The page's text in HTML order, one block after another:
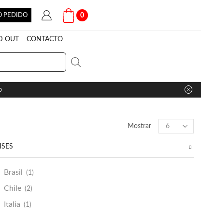
PEDIDO 0
OUT CONTACTO
Mostrar
Products
per
Brasil (1)
Chile (2)
Italia (1)